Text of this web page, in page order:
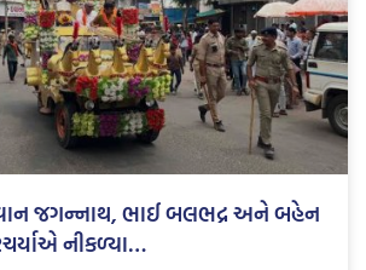
જગન્નાથ, ભાઈ બલભદ્ર અને બહેન
નીકળ્યા…